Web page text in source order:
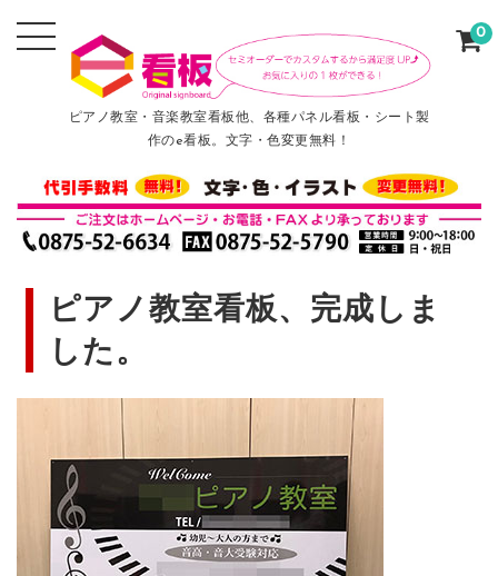
ピアノ教室・音楽教室看板他、各種パネル看板・シート製
作のe看板。文字・色変更無料！
0
ピアノ教室看板、完成しま
した。